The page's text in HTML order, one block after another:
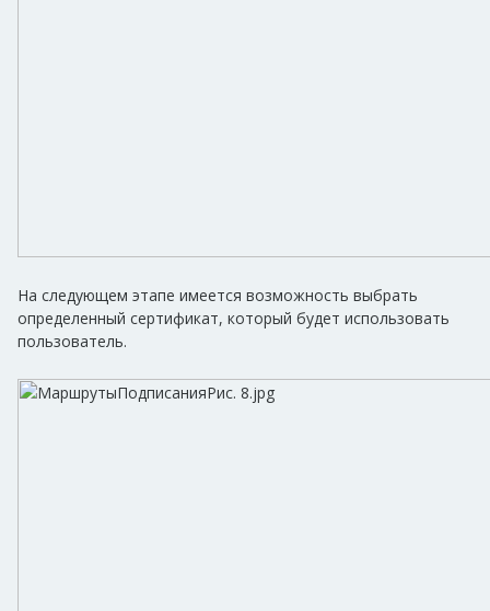
На следующем этапе имеется возможность выбрать
определенный сертификат, который будет использовать
пользователь.